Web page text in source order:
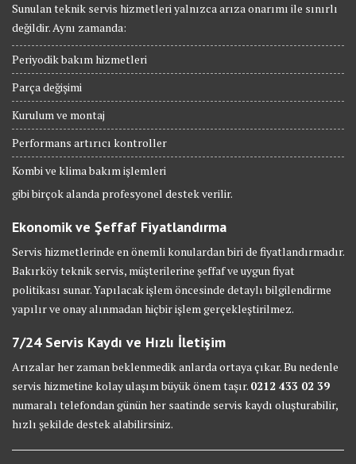
Sunulan teknik servis hizmetleri yalnızca arıza onarımı ile sınırlı
değildir. Aynı zamanda:
Periyodik bakım hizmetleri
Parça değişimi
Kurulum ve montaj
Performans artırıcı kontroller
Kombi ve klima bakım işlemleri
gibi birçok alanda profesyonel destek verilir.
Ekonomik ve Şeffaf Fiyatlandırma
Servis hizmetlerinde en önemli konulardan biri de fiyatlandırmadır.
Bakırköy teknik servis, müşterilerine şeffaf ve uygun fiyat
politikası sunar. Yapılacak işlem öncesinde detaylı bilgilendirme
yapılır ve onay alınmadan hiçbir işlem gerçekleştirilmez.
7/24 Servis Kaydı ve Hızlı İletişim
Arızalar her zaman beklenmedik anlarda ortaya çıkar. Bu nedenle
servis hizmetine kolay ulaşım büyük önem taşır. 0212 433 02 39
numaralı telefondan günün her saatinde servis kaydı oluşturabilir,
hızlı şekilde destek alabilirsiniz.